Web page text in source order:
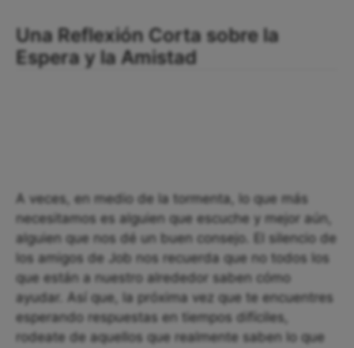
Una Reflexión Corta sobre la
Espera y la Amistad
A veces, en medio de la tormenta, lo que más
necesitamos es alguien que escuche y mejor aún,
alguien que nos dé un buen consejo. El silencio de
los amigos de Job nos recuerda que no todos los
que están a nuestro alrededor saben cómo
ayudar. Así que, la próxima vez que te encuentres
esperando respuestas en tiempos difíciles,
rodeate de aquellos que realmente saben lo que